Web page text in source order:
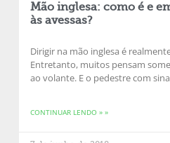
Mão inglesa: como é e
às avessas?
Dirigir na mão inglesa é
Entretanto, muitos pensam
ao volante. E o pedestre com
CONTINUAR LENDO » »